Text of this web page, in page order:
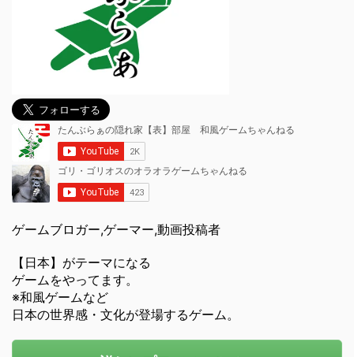
ゲームブロガー,ゲーマー,動画投稿者
【日本】がテーマになる
ゲームをやってます。
※和風ゲームなど
日本の世界感・文化が登場するゲーム。